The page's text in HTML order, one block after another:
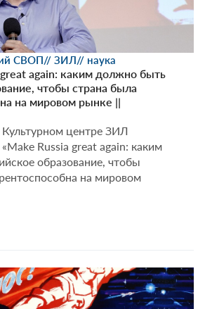
СВОП// ЗИЛ// наука
again: каким должно быть
чтобы страна была
на мировом рынке ||
Культурном центре ЗИЛ
Russia great again: каким
образование, чтобы
на мировом